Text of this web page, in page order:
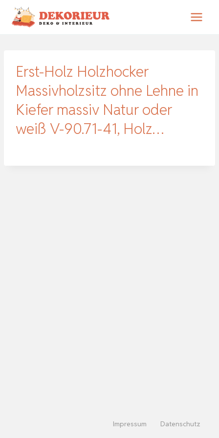
Zum
Inhalt
Erst-Holz Holzhocker
Massivholzsitz ohne Lehne in
Kiefer massiv Natur oder
weiß V-90.71-41, Holz…
Impressum Datenschutz